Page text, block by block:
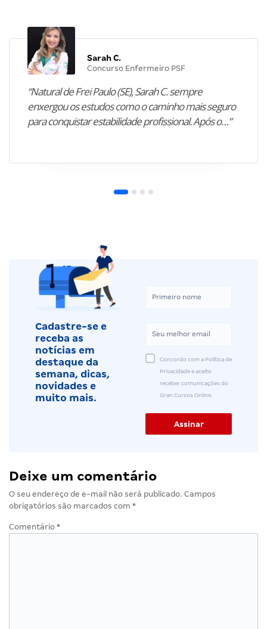
Sarah C.
Concurso Enfermeiro PSF
“Natural de Frei Paulo (SE), Sarah C. sempre
enxergou os estudos como o caminho mais seguro
para conquistar estabilidade profissional. Após o…”
Cadastre-se e
receba as
notícias em
destaque da
semana, dicas,
novidades e
muito mais.
Concordo com a Política de
Privacidade e aceito
receber comunicações do
Gran Cursos Online.
Deixe um comentário
O seu endereço de e-mail não será publicado. Campos
obrigatórios são marcados com *
Comentário *